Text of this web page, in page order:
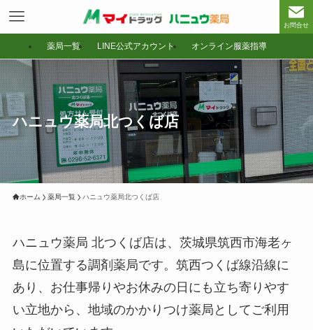
お問合せ
薬局一覧 LINE公式アカウント オンライン服薬指導
ハニュウ薬局北つくば店
ホーム 薬局一覧 ハニュウ薬局北つくば店
ハニュウ薬局 北つくば店は、茨城県筑西市海老ヶ
島に位置する調剤薬局です。筑西つくば線沿線に
あり、お仕事帰りやお休みの日にも立ち寄りやす
い立地から、地域のかかりつけ薬局としてご利用